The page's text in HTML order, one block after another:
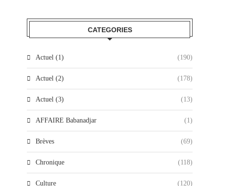
CATEGORIES
Actuel (1) (190)
Actuel (2) (178)
Actuel (3) (13)
AFFAIRE Babanadjar (1)
Brèves (69)
Chronique (118)
Culture (120)